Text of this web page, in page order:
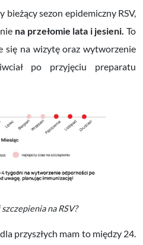
bieżący sezon epidemiczny RSV,
na przełomie lata i jesieni. To
się na wizytę oraz wytworzenie
po przyjęciu preparatu
na RSV?
przyszłych mam to między 24.